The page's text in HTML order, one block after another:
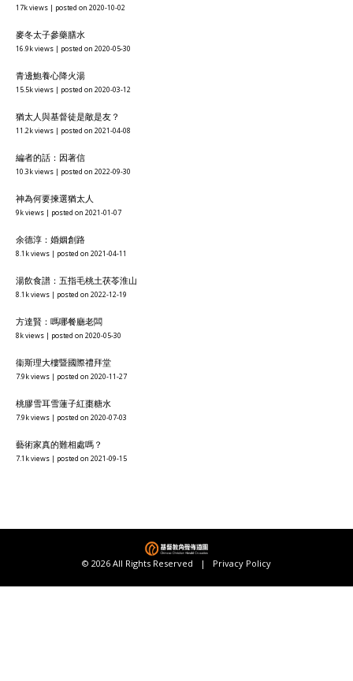
17k views | posted on 2020-10-02
麥冬太子參藥膳水
16.9k views | posted on 2020-05-30
青邊鮑養心降火湯
15.5k views | posted on 2020-03-12
猶太人與基督徒是敵是友？
11.2k views | posted on 2021-04-08
編者的話：因著信
10.3k views | posted on 2022-09-30
神為何要揀選猶太人
9k views | posted on 2021-01-07
余德淳：婚姻創路
8.1k views | posted on 2021-04-11
湯飲食譜：五指毛桃土茯苓淮山
8.1k views | posted on 2022-12-19
方達賢：嗎哪餐廳老闆
8k views | posted on 2020-05-30
衞斯理大樓暨國際禮拜堂
7.9k views | posted on 2020-11-27
桃膠雪耳雪蓮子紅棗糖水
7.9k views | posted on 2020-07-03
藝術家真的難相處嗎？
7.1k views | posted on 2021-09-15
© 2026 All Rights Reserved | Privacy Policy